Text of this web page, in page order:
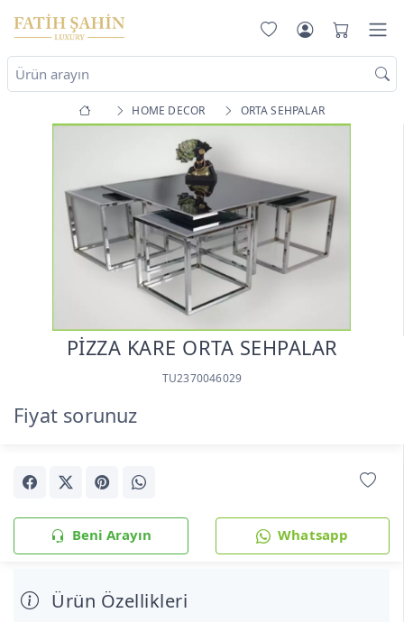
HOME DECOR ORTA SEHPALAR
PİZZA KARE ORTA SEHPALAR
TU2370046029
Fiyat sorunuz
Beni Arayın Whatsapp
Ürün Özellikleri